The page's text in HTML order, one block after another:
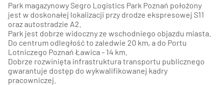
Park magazynowy Segro Logistics Park Poznań położony
jest w doskonałej lokalizacji przy drodze ekspresowej S11
oraz autostradzie A2.
Park jest dobrze widoczny ze wschodniego objazdu miasta.
Do centrum odległość to zaledwie 20 km, a do Portu
Lotniczego Poznań Ławica - 14 km.
Dobrze rozwinięta infrastruktura transportu publicznego
gwarantuje dostęp do wykwalifikowanej kadry
pracowniczej.